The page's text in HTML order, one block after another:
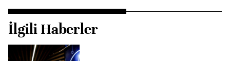
İlgili Haberler